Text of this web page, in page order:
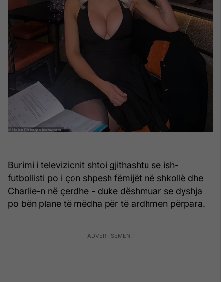
Burimi i televizionit shtoi gjithashtu se ish-
futbollisti po i çon shpesh fëmijët në shkollë dhe
Charlie-n në çerdhe - duke dëshmuar se dyshja
po bën plane të mëdha për të ardhmen përpara.